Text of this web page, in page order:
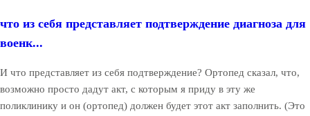
что из себя представляет подтверждение диагноза для
военк...
И что представляет из себя подтверждение? Ортопед сказал, что,
возможно просто дадут акт, с которым я приду в эту же
поликлинику и он (ортопед) должен будет этот акт заполнить. (Это